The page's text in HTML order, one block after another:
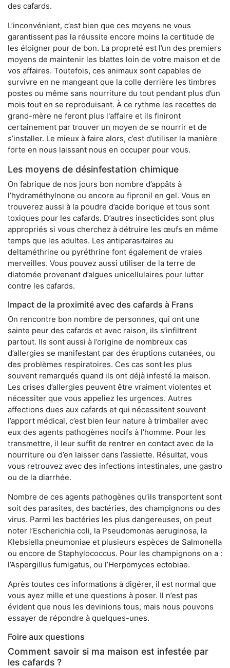
des cafards.
L’inconvénient, c’est bien que ces moyens ne vous
garantissent pas la réussite encore moins la certitude de
les éloigner pour de bon. La propreté est l’un des premiers
moyens de maintenir les blattes loin de votre maison et de
vos affaires. Toutefois, ces animaux sont capables de
survivre en ne mangeant que la colle derrière les timbres
postes ou même sans nourriture du tout pendant plus d’un
mois tout en se reproduisant. À ce rythme les recettes de
grand-mère ne feront plus l'affaire et ils finiront
certainement par trouver un moyen de se nourrir et de
s’installer. Le mieux à faire alors, c’est d’utiliser la manière
forte en nous laissant nous en occuper pour vous.
Les moyens de désinfestation chimique
On fabrique de nos jours bon nombre d’appâts à
l’hydraméthylnone ou encore au fipronil en gel. Vous en
trouverez aussi à la poudre d’acide borique et tous sont
toxiques pour les cafards. D’autres insecticides sont plus
appropriés si vous cherchez à détruire les œufs en même
temps que les adultes. Les antiparasitaires au
deltaméthrine ou pyréthrine font également de vraies
merveilles. Vous pouvez aussi utiliser de la terre de
diatomée provenant d’algues unicellulaires pour lutter
contre les cafards.
Impact de la proximité avec des cafards à Frans
On rencontre bon nombre de personnes, qui ont une
sainte peur des cafards et avec raison, ils s’infiltrent
partout. Ils sont aussi à l’origine de nombreux cas
d’allergies se manifestant par des éruptions cutanées, ou
des problèmes respiratoires. Ces cas sont les plus
souvent remarqués quand ils ont déjà infesté la maison.
Les crises d’allergies peuvent être vraiment violentes et
nécessiter que vous appeliez les urgences. Autres
affections dues aux cafards et qui nécessitent souvent
l’apport médical, c’est bien leur nature à trimballer avec
eux des agents pathogènes nocifs à l’homme. Pour les
transmettre, il leur suffit de rentrer en contact avec de la
nourriture ou d’en laisser dans l’assiette. Résultat, vous
vous retrouvez avec des infections intestinales, une gastro
ou de la diarrhée.
Nombre de ces agents pathogènes qu’ils transportent sont
soit des parasites, des bactéries, des champignons ou des
virus. Parmi les bactéries les plus dangereuses, on peut
noter l’Escherichia coli, la Pseudomonas aeruginosa, la
Klebsiella pneumoniae et plusieurs espèces de Salmonella
ou encore de Staphylococcus. Pour les champignons on a :
l’Aspergillus fumigatus, ou l’Herpomyces ectobiae.
Après toutes ces informations à digérer, il est normal que
vous ayez mille et une questions à poser. Il n’est pas
évident que nous les devinions tous, mais nous pouvons
essayer de répondre à quelques-unes.
Foire aux questions
Comment savoir si ma maison est infestée par
les cafards ?